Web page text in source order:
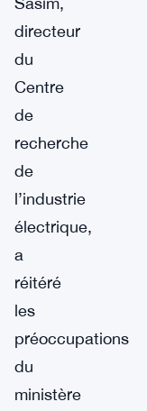
directeur
du
Centre
de
recherche
de
l’industrie
électrique,
a
réitéré
les
préoccupations
du
ministère